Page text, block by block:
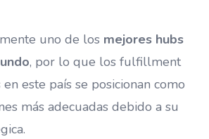
uno de los mejores hubs
, por lo que los fulfillment
este país se posicionan como
más adecuadas debido a su